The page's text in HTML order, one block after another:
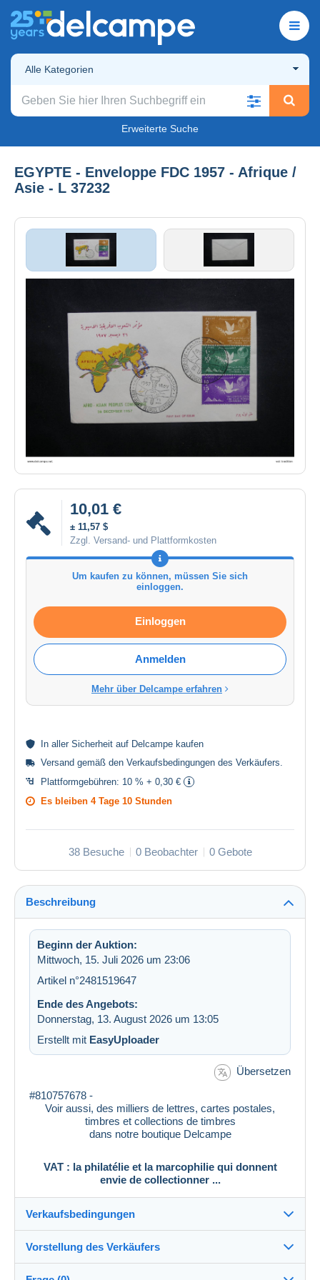
Alle Kategorien
Erweiterte Suche
EGYPTE - Enveloppe FDC 1957 - Afrique /
Asie - L 37232
10,01 €
± 11,57 $
Zzgl. Versand- und Plattformkosten
Um kaufen zu können, müssen Sie sich
einloggen.
Einloggen
Anmelden
Mehr über Delcampe erfahren
In aller Sicherheit auf Delcampe kaufen
Versand gemäß den Verkaufsbedingungen des Verkäufers.
Plattformgebühren: 10 % + 0,30 €
Es bleiben 4 Tage 10 Stunden
38 Besuche 0 Beobachter 0 Gebote
Beschreibung
Beginn der Auktion:
Mittwoch, 15. Juli 2026 um 23:06
Artikel n°2481519647
Ende des Angebots:
Donnerstag, 13. August 2026 um 13:05
Erstellt mit EasyUploader
Übersetzen
#810757678 -
Voir aussi, des milliers de lettres, cartes postales,
timbres et collections de timbres
dans notre boutique Delcampe
VAT : la philatélie et la marcophilie qui donnent
envie de collectionner ...
Verkaufsbedingungen
Versand nach:
Die Liste der Länder einsehen
Vorstellung des Verkäufers